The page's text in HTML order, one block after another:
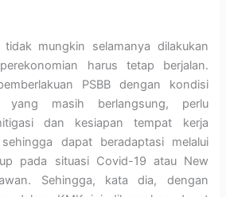
mungkin selamanya dilakukan
harus tetap berjalan.
PSBB dengan kondisi
yang masih berlangsung, perlu
dan kesiapan tempat kerja
dapat beradaptasi melalui
pada situasi Covid-19 atau New
Sehingga, kata dia, dengan